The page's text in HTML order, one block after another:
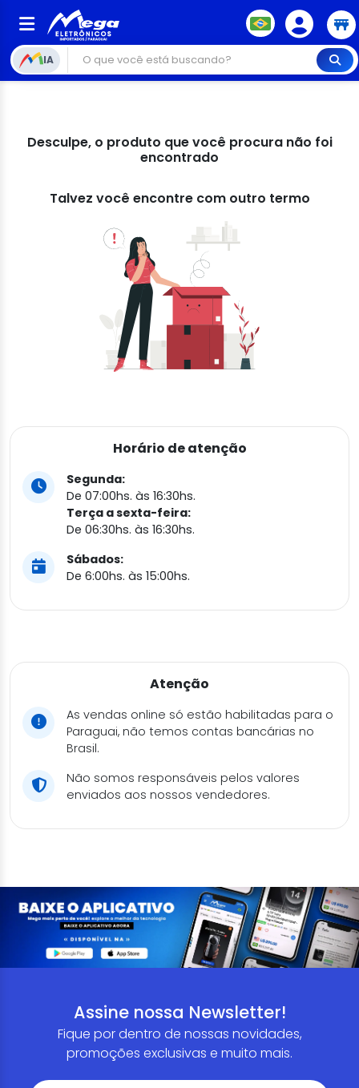
IA
Desculpe, o produto que você procura não foi
encontrado
Talvez você encontre com outro termo
Horário de atenção
Segunda:
De 07:00hs. às 16:30hs.
Terça a sexta-feira:
De 06:30hs. às 16:30hs.
Sábados:
De 6:00hs. às 15:00hs.
Atenção
As vendas online só estão habilitadas para o
Paraguai, não temos contas bancárias no
Brasil.
Não somos responsáveis pelos valores
enviados aos nossos vendedores.
Assine nossa Newsletter!
Fique por dentro de nossas novidades,
promoções exclusivas e muito mais.